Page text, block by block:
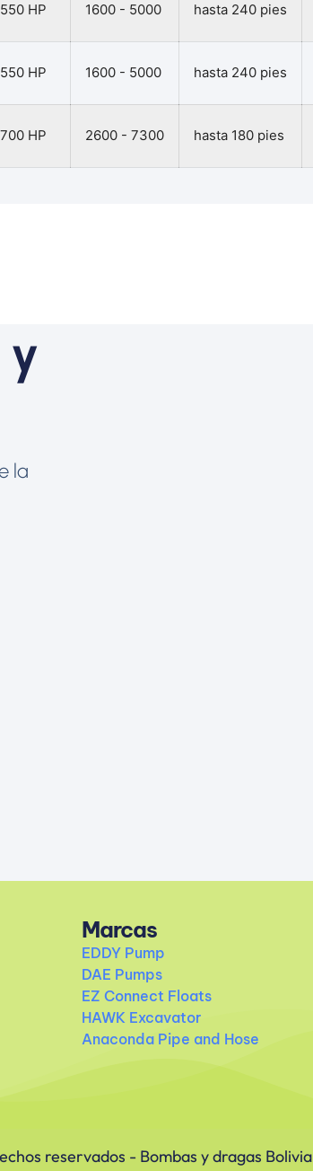
550 HP 1600 - 5000 hasta 240 pies
550 HP 1600 - 5000 hasta 240 pies
700 HP 2600 - 7300 hasta 180 pies
y
la
Marcas
EDDY Pump
DAE Pumps
EZ Connect Floats
HAWK Excavator
Anaconda Pipe and Hose
reservados - Bombas y dragas Bolivia